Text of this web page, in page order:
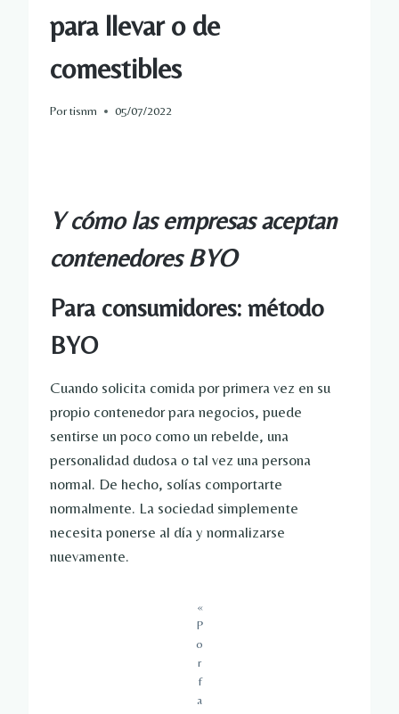
para llevar o de
comestibles
Portisnm 05/07/2022
Y cómo las empresas aceptan
contenedores BYO
Para consumidores: método
BYO
Cuando solicita comida por primera vez en su
propio contenedor para negocios, puede
sentirse un poco como un rebelde, una
personalidad dudosa o tal vez una persona
normal. De hecho, solías comportarte
normalmente. La sociedad simplemente
necesita ponerse al día y normalizarse
nuevamente.
«
P
o
r
f
a